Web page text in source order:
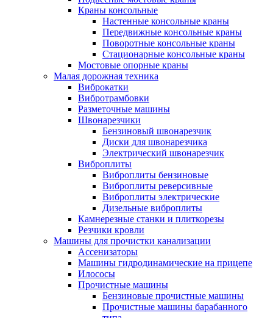
Краны консольные
Настенные консольные краны
Передвижные консольные краны
Поворотные консольные краны
Стационарные консольные краны
Мостовые опорные краны
Малая дорожная техника
Виброкатки
Вибротрамбовки
Разметочные машины
Швонарезчики
Бензиновый швонарезчик
Диски для швонарезчика
Электрический швонарезчик
Виброплиты
Виброплиты бензиновые
Виброплиты реверсивные
Виброплиты электрические
Дизельные виброплиты
Камнерезные станки и плиткорезы
Резчики кровли
Машины для прочистки канализации
Ассенизаторы
Машины гидродинамические на прицепе
Илососы
Прочистные машины
Бензиновые прочистные машины
Прочистные машины барабанного